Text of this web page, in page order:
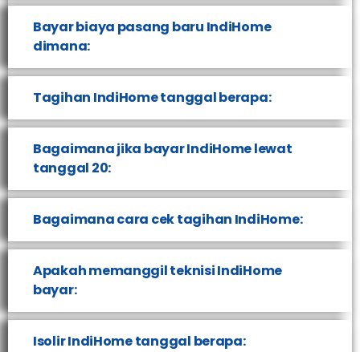
Bayar biaya pasang baru IndiHome
dimana:
Tagihan IndiHome tanggal berapa:
Bagaimana jika bayar IndiHome lewat
tanggal 20:
Bagaimana cara cek tagihan IndiHome:
Apakah memanggil teknisi IndiHome
bayar:
Isolir IndiHome tanggal berapa: